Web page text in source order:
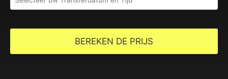
BEREKEN DE PRIJS